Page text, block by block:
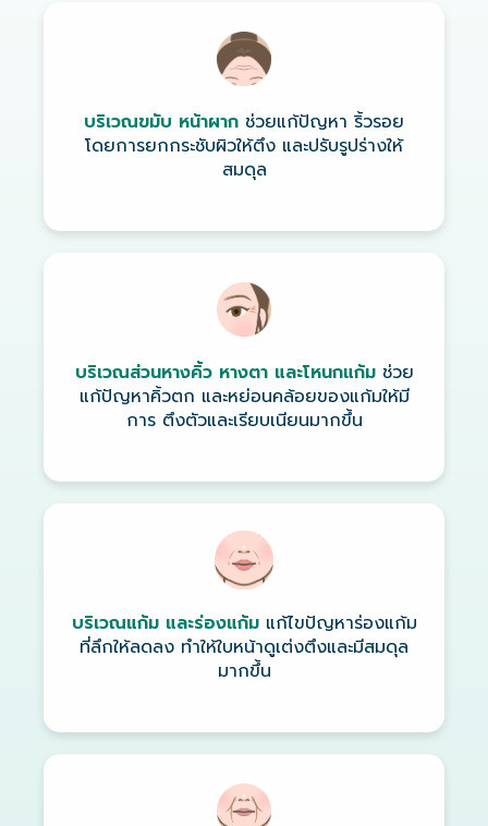
บริเวณขมับ หน้าผาก ช่วยแก้ปัญหา ริ้วรอย
โดยการยกกระชับผิวให้ตึง และปรับรูปร่างให้
สมดุล
บริเวณส่วนหางคิ้ว หางตา และโหนกแก้มช่วย
แก้ปัญหาคิ้วตก และหย่อนคล้อยของแก้มให้มี
การ ตึงตัวและเรียบเนียนมากขึ้น
บริเวณแก้ม และร่องแก้มแก้ไขปัญหาร่องแก้ม
ที่ลึกให้ลดลง ทำให้ใบหน้าดูเต่งตึงและมีสมดุล
มากขึ้น